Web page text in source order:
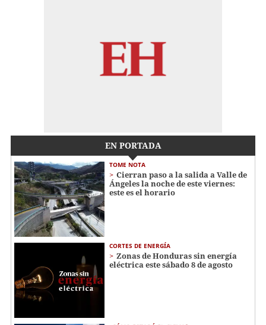
EN PORTADA
TOME NOTA
Cierran paso a la salida a Valle de
Ángeles la noche de este viernes:
este es el horario
CORTES DE ENERGÍA
Zonas de Honduras sin energía
eléctrica este sábado 8 de agosto